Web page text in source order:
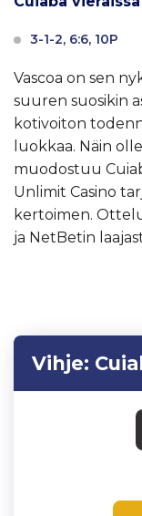
3-1-2, 6:6, 10P
Vascoa on sen
suuren suosikin
kotivoiton
luokkaa. Näin
muodostuu
Unlimit Casino
kertoimen.
ja NetBetin
Vihje: